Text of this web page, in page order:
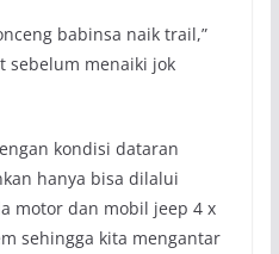
babinsa naik trail,”
sebelum menaiki jok
kondisi dataran
hanya bisa dilalui
motor dan mobil jeep 4 x
sehingga kita mengantar